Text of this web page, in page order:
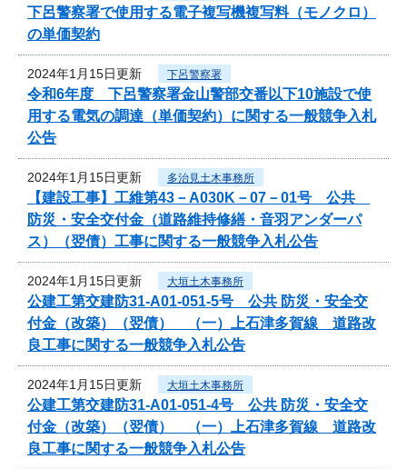
下呂警察署で使用する電子複写機複写料（モノクロ）
の単価契約
2024年1月15日更新 下呂警察署
令和6年度 下呂警察署金山警部交番以下10施設で使
用する電気の調達（単価契約）に関する一般競争入札
公告
2024年1月15日更新 多治見土木事務所
【建設工事】工維第43－A030K－07－01号 公共
防災・安全交付金（道路維持修繕・音羽アンダーパ
ス）（翌債）工事に関する一般競争入札公告
2024年1月15日更新 大垣土木事務所
公建工第交建防31-A01-051-5号 公共 防災・安全交
付金（改築）（翌債） （一）上石津多賀線 道路改
良工事に関する一般競争入札公告
2024年1月15日更新 大垣土木事務所
公建工第交建防31-A01-051-4号 公共 防災・安全交
付金（改築）（翌債） （一）上石津多賀線 道路改
良工事に関する一般競争入札公告